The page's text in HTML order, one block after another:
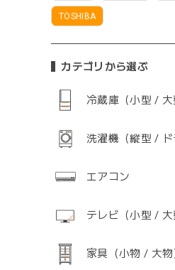
TOSHIBA
カテゴリから選ぶ
冷蔵庫（小型 / 大
洗濯機（縦型 / ド
エアコン
テレビ（小型 / 大
家具（小物 / 大物